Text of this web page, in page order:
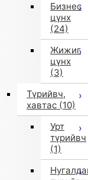
Бизнес
цүнх
(24)
Жижиг
цүнх
(3)
Түрийвч,
хавтас (10)
Урт
түрийвч
(1)